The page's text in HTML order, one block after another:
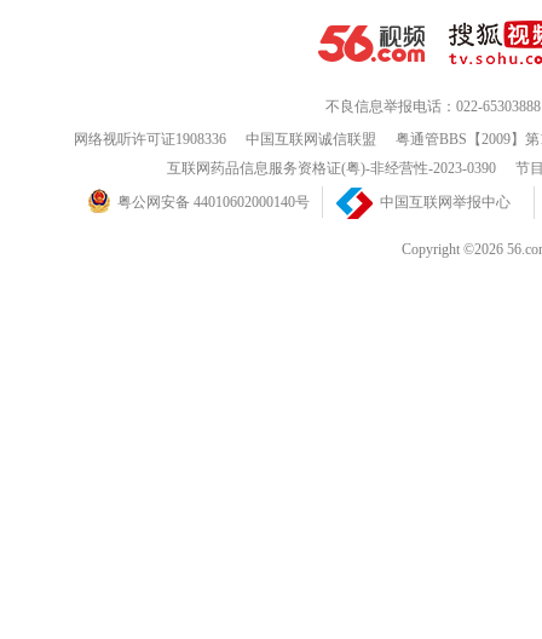
不良信息举报电话：022-65303888
网络视听许可证1908336
中国互联网诚信联盟
粤通管BBS【2009】
互联网药品信息服务资格证(粤)-非经营性-2023-0390
节
粤公网安备 44010602000140号
中国互联网举报中心
Copyright ©2026